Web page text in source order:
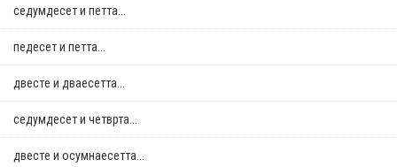
седумдесет и петта...
педесет и петта...
двестe и дваесетта...
седумдесет и четврта...
двестe и осумнaесетта...